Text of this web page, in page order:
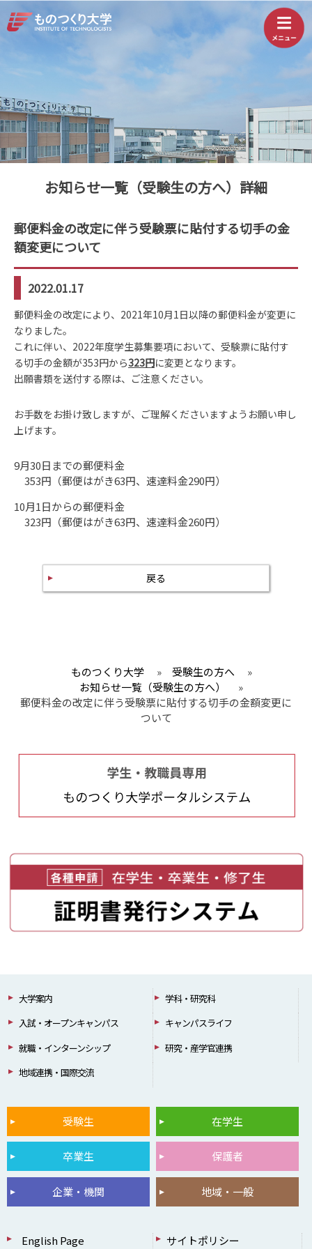
お知らせ一覧（受験生の方へ）詳細
郵便料金の改定に伴う受験票に貼付する切手の金
額変更について
2022.01.17
郵便料金の改定により、2021年10月1日以降の郵便料金が変更に
なりました。
これに伴い、2022年度学生募集要項において、受験票に貼付す
る切手の金額が353円から323円に変更となります。
出願書類を送付する際は、ご注意ください。
お手数をお掛け致しますが、ご理解くださいますようお願い申し
上げます。
9月30日までの郵便料金
353円（郵便はがき63円、速達料金290円）
10月1日からの郵便料金
323円（郵便はがき63円、速達料金260円）
戻る
ものつくり大学 » 受験生の方へ
»
お知らせ一覧（受験生の方へ）
»
郵便料金の改定に伴う受験票に貼付する切手の金額変更に
ついて
大学案内
学科・研究科
入試・オープンキャンパス
キャンパスライフ
就職・インターンシップ
研究・産学官連携
地域連携・国際交流
受験生 在学生
卒業生 保護者
企業・機関 地域・一般
English Page サイトポリシー